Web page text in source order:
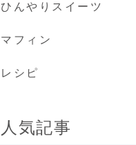
ひんやりスイーツ
マフィン
レシピ
人気記事